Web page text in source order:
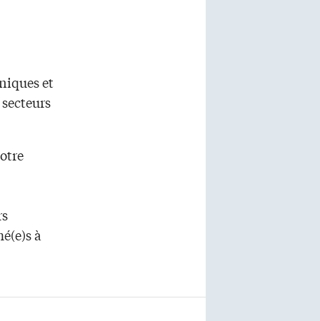
et
à